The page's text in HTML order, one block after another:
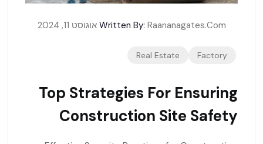
Written By: Raananagates.com אוגוסט 11, 2024
Factory
Real Estate
Top Strategies For Ensuring
Construction Site Safety